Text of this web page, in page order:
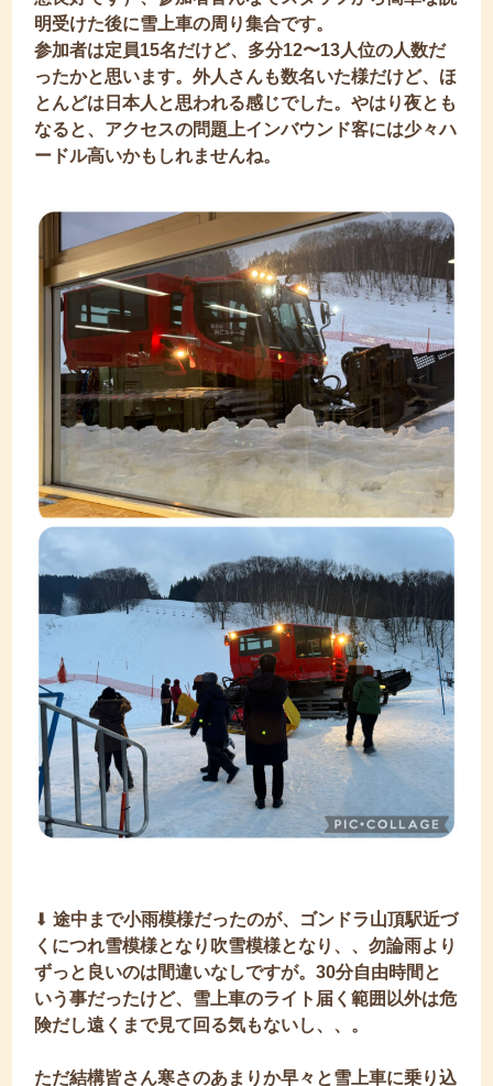
明受けた後に雪上車の周り集合です。
参加者は定員15名だけど、多分12〜13人位の人数だ
ったかと思います。外人さんも数名いた様だけど、ほ
とんどは日本人と思われる感じでした。やはり夜とも
なると、アクセスの問題上インバウンド客には少々ハ
ードル高いかもしれませんね。
⬇︎途中まで小雨模様だったのが、ゴンドラ山頂駅近づ
くにつれ雪模様となり吹雪模様となり、、勿論雨より
ずっと良いのは間違いなしですが。30分自由時間と
いう事だったけど、雪上車のライト届く範囲以外は危
険だし遠くまで見て回る気もないし、、。
ただ結構皆さん寒さのあまりか早々と雪上車に乗り込